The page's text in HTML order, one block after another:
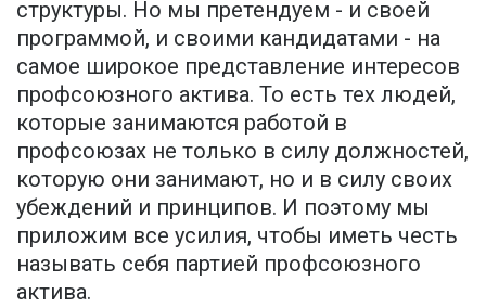
структуры. Но мы претендуем - и своей
программой, и своими кандидатами - на
самое широкое представление интересов
профсоюзного актива. То есть тех людей,
которые занимаются работой в
профсоюзах не только в силу должностей,
которую они занимают, но и в силу своих
убеждений и принципов. И поэтому мы
приложим все усилия, чтобы иметь честь
называть себя партией профсоюзного
актива.